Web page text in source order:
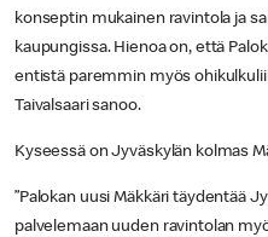
konseptin mukainen ravintola ja
kaupungissa. Hienoa on, että
entistä paremmin myös
Taivalsaari sanoo.
Kyseessä on Jyväskylän kolmas
”Palokan uusi Mäkkäri täydentää
palvelemaan uuden ravintolan